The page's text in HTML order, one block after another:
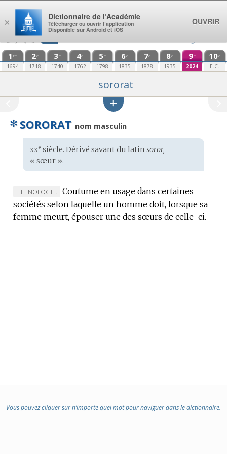
Aller au contenu
1 re
1694
2e
1718
3e
1740
4e
1762
5e
1798
6e
1835
7e
1878
8e
1935
9e
2024
10e
E.C.
sororat
✻ SORORAT nom masculin
Étymologie
:
xxesiècle. Dérivé savant du latin soror,
« sœur ».
MARQUE
DE
DOMAINE
ETHNOLOGIE.
Coutume en usage dans certaines
sociétés selon laquelle un homme doit, lorsque sa
femme meurt, épouser une des sœurs de celle-ci.
Vous pouvez cliquer sur n’importe quel mot pour naviguer dans le dictionnaire.
×
Dictionnaire de l’Académie
Télécharger ou ouvrir l’application
Disponible sur Android et iOS
OUVRIR